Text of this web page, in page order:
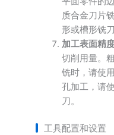
质合金刀片
形或槽形铣刀
加工表面精度
切削用量。
铣时，请使
孔加工，请
刀。
工具配置和设置